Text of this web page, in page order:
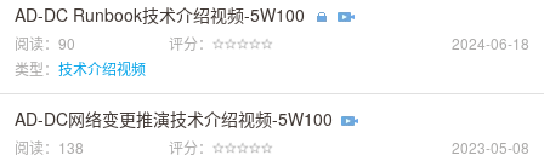
AD-DC Runbook技术介绍视频-5W100
阅读：90 评分：
2024-06-18
类型： 技术介绍视频
AD-DC网络变更推演技术介绍视频-5W100
阅读：138 评分：
2023-05-08